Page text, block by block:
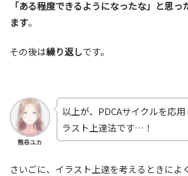
「ある程度できるようになったな」と思っ
ます。
その後は繰り返しです。
熊谷ユカ
以上が、PDCAサイクルを応
ラスト上達法です…！
さいごに、イラスト上達を考えるときによ